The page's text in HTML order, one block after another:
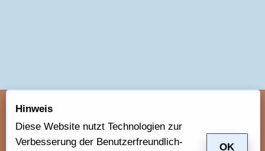
DATENSCHUTZERKLÄRUNG
Hinweis
Diese Website nutzt Technologien zur
Ver­bes­serung der Be­nut­zer­freund­lich­
OK